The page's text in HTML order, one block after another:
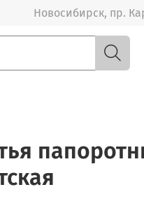
Новосибирск, пр.